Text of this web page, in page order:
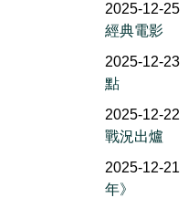
2025-12-25
經典電影
2025-12-23
點
2025-12-22
戰況出爐
2025-12-21
年》